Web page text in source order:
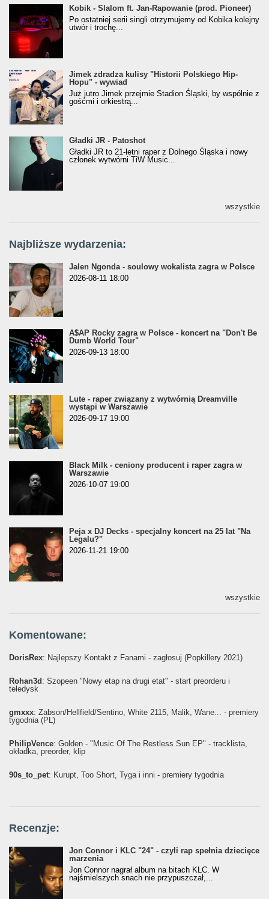
Kobik - Slalom ft. Jan-Rapowanie (prod. Pioneer)
[Official Music Visualiser]
Kobik - Slalom ft. Jan-Rapowanie (prod. Pioneer)
Po ostatniej serii singli otrzymujemy od Kobika kolejny
utwór i trochę...
Jimek zdradza kulisy "Historii Polskiego Hip-
Hopu" - wywiad
Jimek zdradza kulisy "Historii Polskiego Hip-
Hopu" - wywiad
Już jutro Jimek przejmie Stadion Śląski, by wspólnie z
gośćmi i orkiestrą...
Gładki JR - Patoshot
Gładki JR - Patoshot
Gładki JR to 21-letni raper z Dolnego Śląska i nowy
członek wytwórni TiW Music...
wszystkie
Najbliższe wydarzenia:
Jalen Ngonda - soulowy wokalista zagra w Polsce
2026-08-11 18:00
A$AP Rocky zagra w Polsce - koncert na "Don't Be
Dumb World Tour"
2026-09-13 18:00
Lute - raper związany z wytwórnią Dreamville
wystąpi w Warszawie
2026-09-17 19:00
Black Milk - ceniony producent i raper zagra w
Warszawie
2026-10-07 19:00
Peja x DJ Decks - specjalny koncert na 25 lat "Na
Legalu?"
2026-11-21 19:00
wszystkie
Komentowane:
DorisRex: Najlepszy Kontakt z Fanami - zagłosuj (Popkillery 2021)
Rohan3d : Szopeen "Nowy etap na drugi etat" - start preorderu i
teledysk
gmxxx: Żabson/Hellfield/Sentino, White 2115, Malik, Wane... - premiery
tygodnia (PL)
PhilipVence: Golden - "Music Of The Restless Sun EP" - tracklista,
okładka, preorder, klip
90s_to_pet: Kurupt, Too Short, Tyga i inni - premiery tygodnia
Recenzje:
Jon Connor i KLC "24" - czyli rap spełnia dziecięce
marzenia
Jon Connor nagrał album na bitach KLC. W
najśmielszych snach nie przypuszczał,...